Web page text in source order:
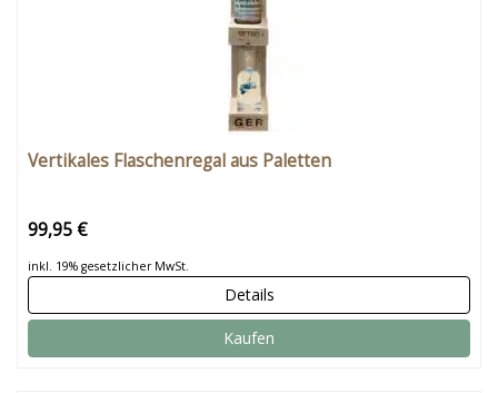
Vertikales Flaschenregal aus Paletten
99,95 €
inkl. 19% gesetzlicher MwSt.
Details
Kaufen